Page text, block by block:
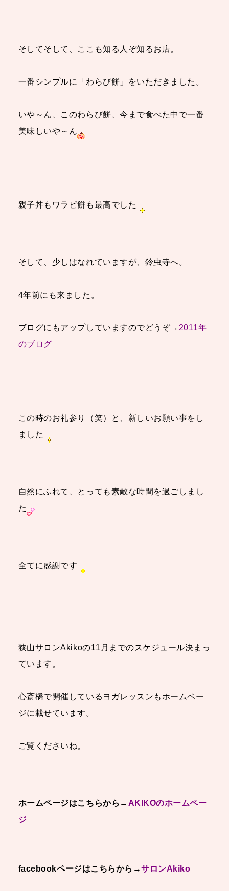
そしてそして、ここも知る人ぞ知るお店。
一番シンプルに「わらび餅」をいただきました。
いや～ん、このわらび餅、今まで食べた中で一番
美味しいや～ん
親子丼もワラビ餅も最高でした
そして、少しはなれていますが、鈴虫寺へ。
4年前にも来ました。
ブログにもアップしていますのでどうぞ→ 2011年
のブログ
この時のお礼参り（笑）と、新しいお願い事をし
ました
自然にふれて、とっても素敵な時間を過ごしまし
た
全てに感謝です
狭山サロンAkikoの11月までのスケジュール決まっ
ています。
心斎橋で開催しているヨガレッスンもホームペー
ジに載せています。
ご覧くださいね。
ホームページはこちらから→ AKIKOのホームペー
ジ
facebookページはこちらから →サロンAkiko